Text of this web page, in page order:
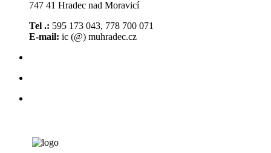
747 41 Hradec nad Moravicí
Tel .: 595 173 043, 778 700 071
E-mail: ic (@) muhradec.cz